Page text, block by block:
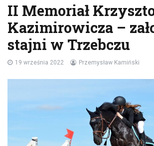
II Memoriał
Kazimirowicza –
stajni w Trzebczu
19 września 2022 Przemysław Kamiński